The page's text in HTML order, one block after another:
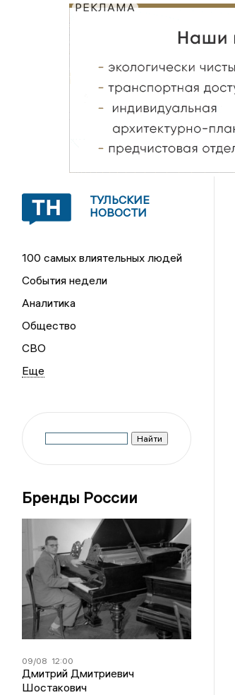
РЕКЛАМА
ТУЛЬСКИЕ
НОВОСТИ
100 самых влиятельных людей
События недели
Аналитика
Общество
СВО
Бренды России
09/08 12:00
Дмитрий Дмитриевич
Шостакович